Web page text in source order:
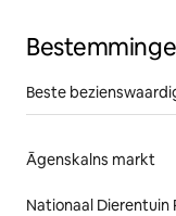
Beste
Āgenskalns markt
Nationaal Dierentuin